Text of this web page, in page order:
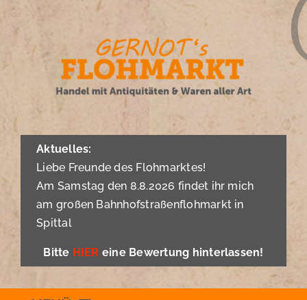
Inhalt
springen
Aktuelles:
Liebe Freunde des Flohmarktes!
Am Samstag den 8.8.2026 findet ihr mich
am großen Bahnhofstraßenflohmarkt in
Spittal
Bitte HIER eine Bewertung hinterlassen!